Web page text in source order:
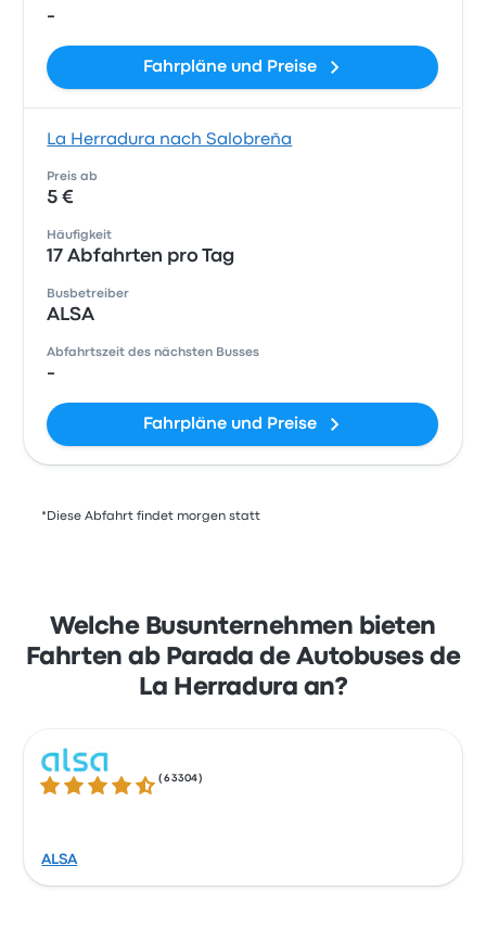
-
Fahrpläne und Preise
La Herradura nach Salobreña
Preis ab
5 €
Häufigkeit
17 Abfahrten pro Tag
Busbetreiber
ALSA
Abfahrtszeit des nächsten Busses
-
Fahrpläne und Preise
*Diese Abfahrt findet morgen statt
Welche Busunternehmen bieten
Fahrten ab Parada de Autobuses de
La Herradura an?
4.3 von 5 Sternen
(63304 )
ALSA